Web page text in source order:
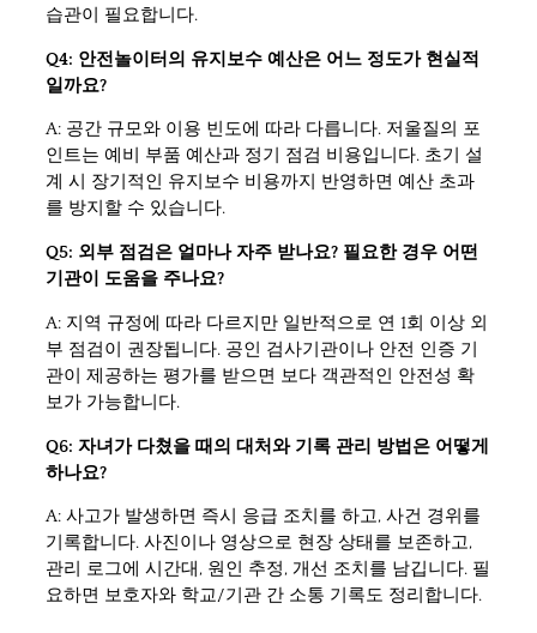
습관이 필요합니다.
Q4: 안전놀이터의 유지보수 예산은 어느 정도가 현실적
일까요?
A: 공간 규모와 이용 빈도에 따라 다릅니다. 저울질의 포
인트는 예비 부품 예산과 정기 점검 비용입니다. 초기 설
계 시 장기적인 유지보수 비용까지 반영하면 예산 초과
를 방지할 수 있습니다.
Q5: 외부 점검은 얼마나 자주 받나요? 필요한 경우 어떤
기관이 도움을 주나요?
A: 지역 규정에 따라 다르지만 일반적으로 연 1회 이상 외
부 점검이 권장됩니다. 공인 검사기관이나 안전 인증 기
관이 제공하는 평가를 받으면 보다 객관적인 안전성 확
보가 가능합니다.
Q6: 자녀가 다쳤을 때의 대처와 기록 관리 방법은 어떻게
하나요?
A: 사고가 발생하면 즉시 응급 조치를 하고, 사건 경위를
기록합니다. 사진이나 영상으로 현장 상태를 보존하고,
관리 로그에 시간대, 원인 추정, 개선 조치를 남깁니다. 필
요하면 보호자와 학교/기관 간 소통 기록도 정리합니다.